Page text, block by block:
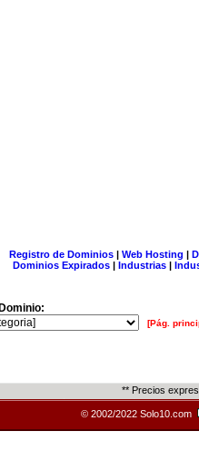
Registro de Dominios| Web Hosting |
Dominios Expirados | Industrias |
[Pág.
** Precios
© 2002/2022 Solo10.com